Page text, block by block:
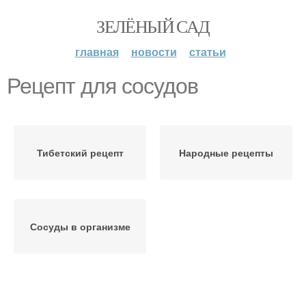
ЗЕЛЁНЫЙ САД
главная новости статьи
Рецепт для сосудов
Тибетский рецепт Народные рецепты
Сосуды в организме